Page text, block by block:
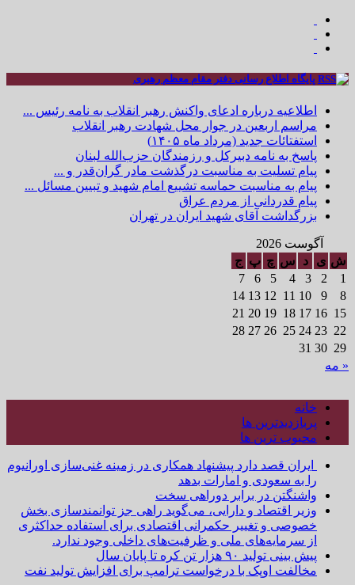
پایگاه اطلاع رسانی دفتر مقام معظم رهبری
اطلاعیه درباره ادعای واکنش رهبر انقلاب به نامه رئیس ...
مراسم اربعین در جوار محل شهادت رهبر انقلاب
استفتائات جدید (مرداد ماه ۱۴۰۵)
پاسخ به نامه دبیرکل و رزمندگان حزب‌الله لبنان
پیام تسلیت به مناسبت درگذشت مادر گران‌قدر و ...
پیام به مناسبت حماسه تشییع امام شهید و تبیین مسائل ...
پیام قدردانی از مردم عراق
بزرگداشت آقای شهید ایران در تهران
آگوست 2026
ش ی د س چ پ ج
1
2
3
4
5
6
7
8
9
10
11
12
13
14
15
16
17
18
19
20
21
22
23
24
25
26
27
28
29
30
31
« مه
خانه
پربازدیدترین ها
محبوب ترین ها
ایران قصد دارد پیشنهاد همکاری در زمینه غنی‌سازی اورانیوم
را به سعودی و امارات بدهد
واشنگتن در برابر دوراهی سخت
وزیر اقتصاد و دارایی، می‌گوید راهی جز توانمندسازی بخش
خصوصی و تغییر حکمرانی اقتصادی برای استفاده حداکثری
از سرمایه‌های ملی و ظرفیت‌های داخلی وجود ندارد.
پیش بینی تولید ۹۰ هزار تن کره تا پایان سال
مخالفت اوپک با درخواست ترامپ برای افزایش تولید نفت